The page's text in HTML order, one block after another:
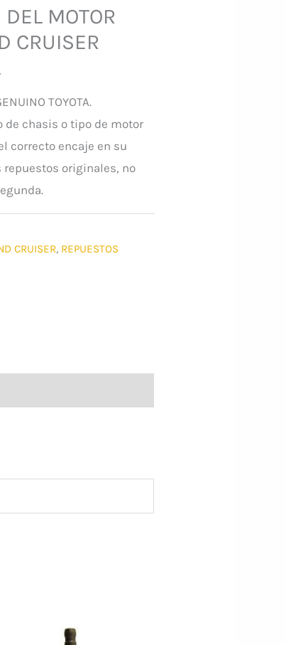
DEL MOTOR
CRUISER
TOYOTA.
de chasis o tipo de motor
correcto encaje en su
originales, no
CRUISER, REPUESTOS